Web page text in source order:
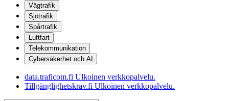
Vägtrafik
Sjötrafik
Spårtrafik
Luftfart
Telekommunikation
Cybersäkerhet och AI
data.traficom.fi Ulkoinen verkkopalvelu.
Tillgänglighetskrav.fi Ulkoinen verkkopalvelu.